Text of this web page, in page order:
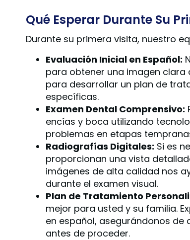
Qué Esperar Durante Su
Durante su primera visita, nuestro
Evaluación Inicial en Español:
para obtener una imagen clara
para desarrollar un plan de
específicas.
Examen Dental Comprensivo:
encías y boca utilizando
problemas en etapas
Radiografías Digitales: Si es
proporcionan una vista
imágenes de alta calidad nos
durante el examen visual.
Plan de Tratamiento
mejor para usted y su familia.
en español, asegurándonos
antes de proceder.